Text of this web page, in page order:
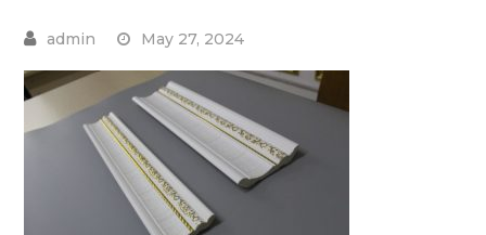
May 27, 2024